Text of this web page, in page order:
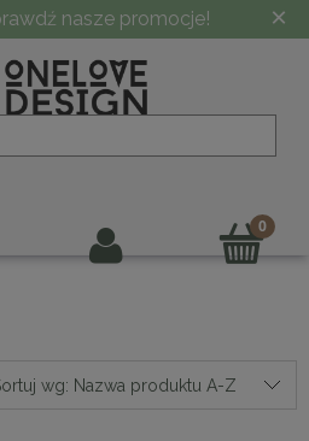
nasze promocje! ×
wg: Nazwa produktu A-Z